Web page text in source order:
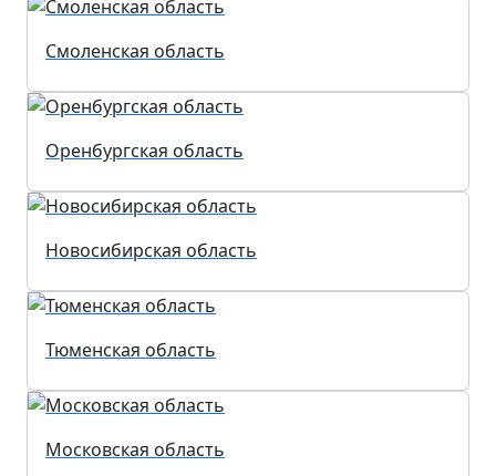
Смоленская область
Оренбургская область
Новосибирская область
Тюменская область
Московская область